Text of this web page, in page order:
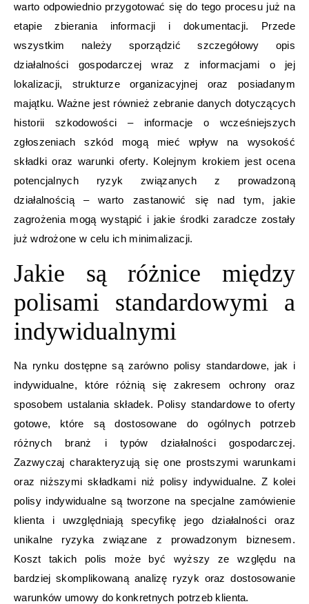
warto odpowiednio przygotować się do tego procesu już na
etapie zbierania informacji i dokumentacji. Przede
wszystkim należy sporządzić szczegółowy opis
działalności gospodarczej wraz z informacjami o jej
lokalizacji, strukturze organizacyjnej oraz posiadanym
majątku. Ważne jest również zebranie danych dotyczących
historii szkodowości – informacje o wcześniejszych
zgłoszeniach szkód mogą mieć wpływ na wysokość
składki oraz warunki oferty. Kolejnym krokiem jest ocena
potencjalnych ryzyk związanych z prowadzoną
działalnością – warto zastanowić się nad tym, jakie
zagrożenia mogą wystąpić i jakie środki zaradcze zostały
już wdrożone w celu ich minimalizacji.
Jakie są różnice między
polisami standardowymi a
indywidualnymi
Na rynku dostępne są zarówno polisy standardowe, jak i
indywidualne, które różnią się zakresem ochrony oraz
sposobem ustalania składek. Polisy standardowe to oferty
gotowe, które są dostosowane do ogólnych potrzeb
różnych branż i typów działalności gospodarczej.
Zazwyczaj charakteryzują się one prostszymi warunkami
oraz niższymi składkami niż polisy indywidualne. Z kolei
polisy indywidualne są tworzone na specjalne zamówienie
klienta i uwzględniają specyfikę jego działalności oraz
unikalne ryzyka związane z prowadzonym biznesem.
Koszt takich polis może być wyższy ze względu na
bardziej skomplikowaną analizę ryzyk oraz dostosowanie
warunków umowy do konkretnych potrzeb klienta.